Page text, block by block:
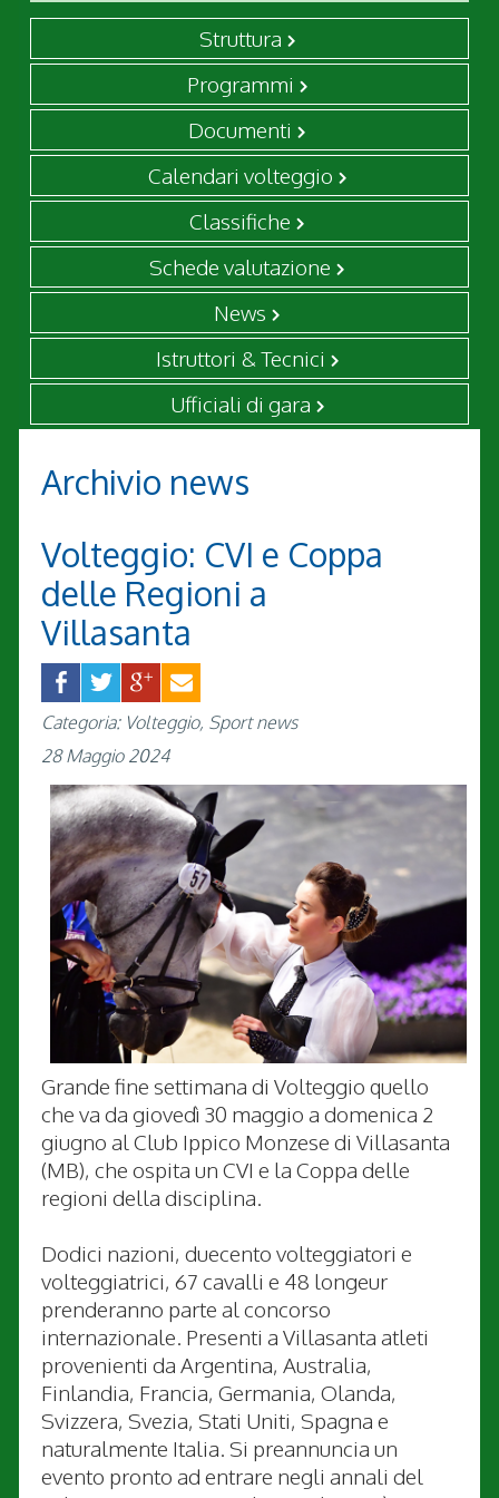
Struttura
Programmi
Documenti
Calendari volteggio
Classifiche
Schede valutazione
News
Istruttori & Tecnici
Ufficiali di gara
Archivio news
Volteggio: CVI e Coppa
delle Regioni a
Villasanta
Categoria: Volteggio, Sport news
28 Maggio 2024
Grande fine settimana di Volteggio quello
che va da giovedì 30 maggio a domenica 2
giugno al Club Ippico Monzese di Villasanta
(MB), che ospita un CVI e la Coppa delle
regioni della disciplina.
Dodici nazioni, duecento volteggiatori e
volteggiatrici, 67 cavalli e 48 longeur
prenderanno parte al concorso
internazionale. Presenti a Villasanta atleti
provenienti da Argentina, Australia,
Finlandia, Francia, Germania, Olanda,
Svizzera, Svezia, Stati Uniti, Spagna e
naturalmente Italia. Si preannuncia un
evento pronto ad entrare negli annali del